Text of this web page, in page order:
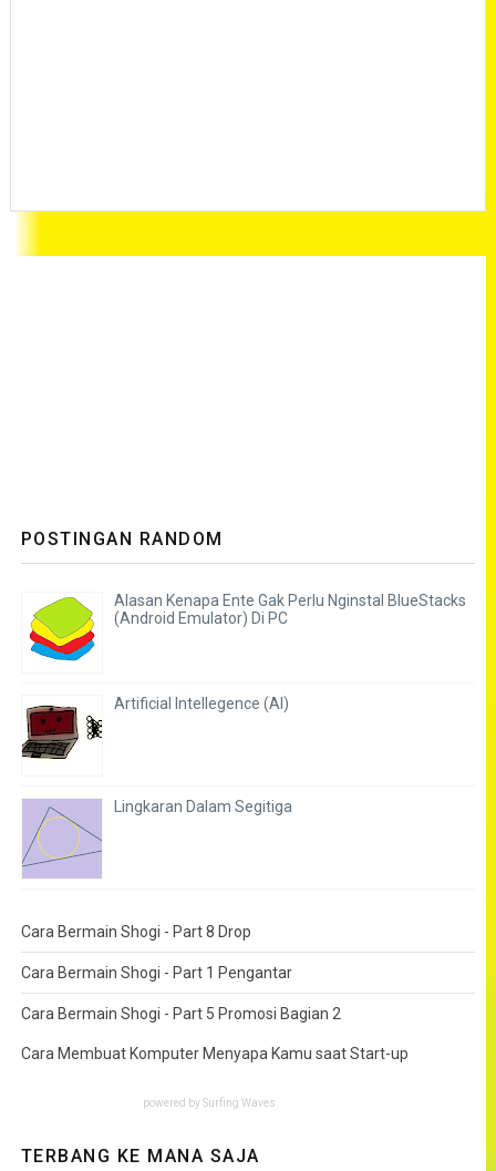
POSTINGAN RANDOM
Alasan Kenapa Ente Gak Perlu Nginstal BlueStacks
(Android Emulator) Di PC
Artificial Intellegence (AI)
Lingkaran Dalam Segitiga
Cara Bermain Shogi - Part 8 Drop
Cara Bermain Shogi - Part 1 Pengantar
Cara Bermain Shogi - Part 5 Promosi Bagian 2
Cara Membuat Komputer Menyapa Kamu saat Start-up
powered by Surfing Waves
TERBANG KE MANA SAJA